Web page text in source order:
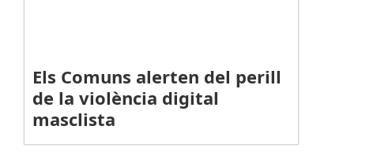
Els Comuns alerten del perill
de la violència digital
masclista